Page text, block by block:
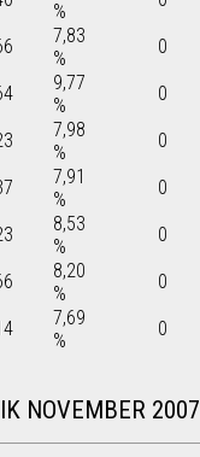
%
7,83
%
0
9,77
%
0
7,98
%
0
7,91
%
0
8,53
%
0
8,20
%
0
7,69
%
0
NOVEMBER 2007